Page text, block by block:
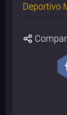
Deportivo